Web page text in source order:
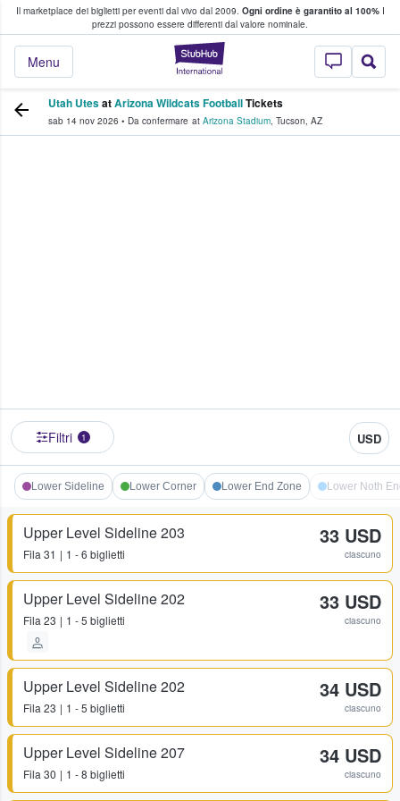
Il marketplace dei biglietti per eventi dal vivo dal 2009. Ogni ordine è garantito al 100%I
prezzi possono essere differenti dal valore nominale.
StubHub - Dove
Menu
fan comprano e vendono biglietti
Utah UtesatArizona Wildcats FootballTickets
sab 14 nov 2026 • Da confermare at Arizona Stadium, Tucson, AZ
Filtri 1 USD
Lower Sideline Lower Corner Lower End Zone Lower Noth
Upper Level Sideline 203
Fila 31 1 - 6 biglietti
33 USD
ciascuno
Upper Level Sideline 202
Fila 23 1 - 5 biglietti
33 USD
ciascuno
Upper Level Sideline 202
Fila 23 1 - 5 biglietti
34 USD
ciascuno
Upper Level Sideline 207
Fila 30 1 - 8 biglietti
34 USD
ciascuno